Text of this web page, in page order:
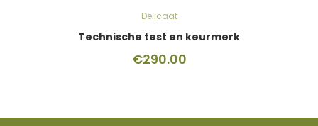
Delicaat
Technische test en keurmerk
€290.00